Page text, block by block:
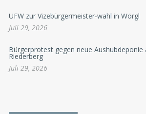
UFW zur Vizebürgermeister-wahl in Wörgl
Juli 29, 2026
Bürgerprotest gegen neue Aushubdeponie
Riederberg
Juli 29, 2026